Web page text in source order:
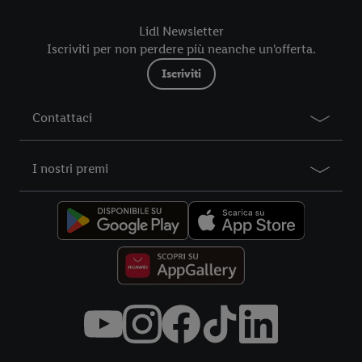
Lidl Newsletter
Iscriviti per non perdere più neanche un'offerta.
Iscriviti
Contattaci
I nostri premi
nostre informazioni legali sono consultabili qui.